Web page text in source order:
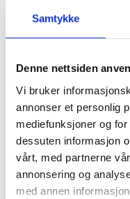
Samtykke
Denne nettsiden
Vi bruker
annonser et personlig
mediefunksjoner og
dessuten informasjon
vårt, med partnerne
annonsering og
med annen
26/03/2026
INNKALLING TIL
Sett av datoen!
Eplehuset - Kjørsvikbugen